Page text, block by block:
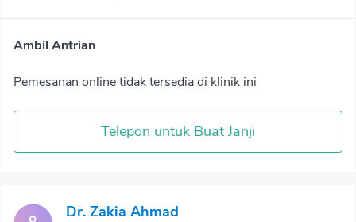
Ambil Antrian
Pemesanan online tidak tersedia di klinik ini
Telepon untuk Buat Janji
Dr. Zakia Ahmad